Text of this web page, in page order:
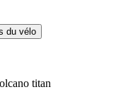
du vélo
titan